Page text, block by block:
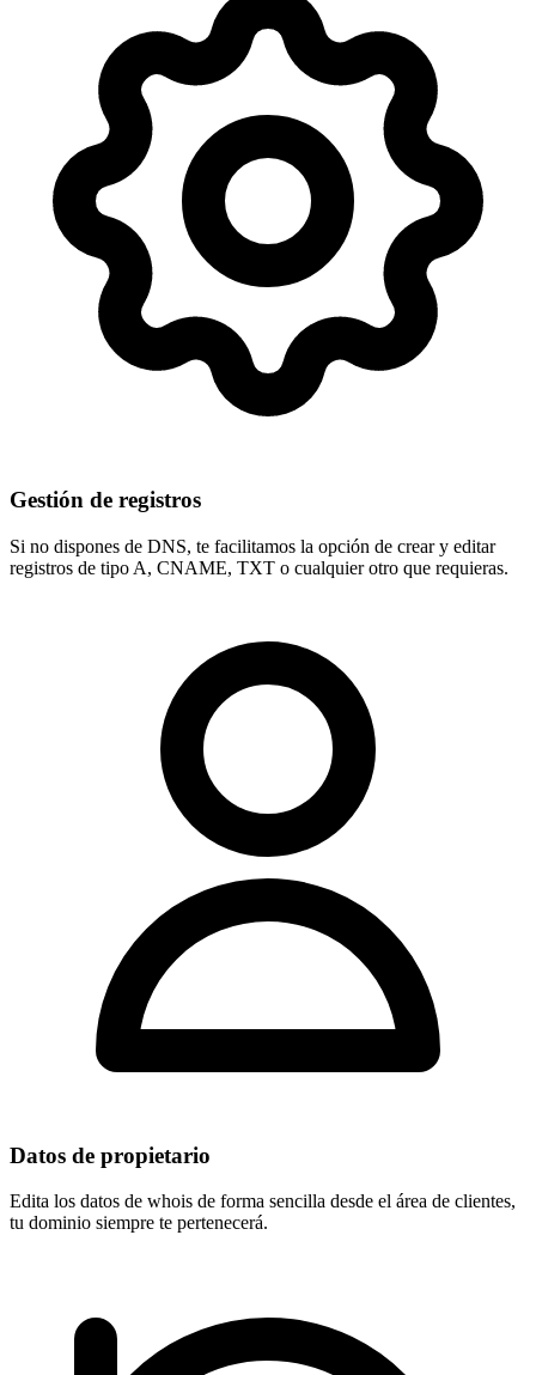
Gestión de registros
Si no dispones de DNS, te facilitamos la opción de crear y editar
registros de tipo A, CNAME, TXT o cualquier otro que requieras.
Datos de propietario
Edita los datos de whois de forma sencilla desde el área de clientes,
tu dominio siempre te pertenecerá.